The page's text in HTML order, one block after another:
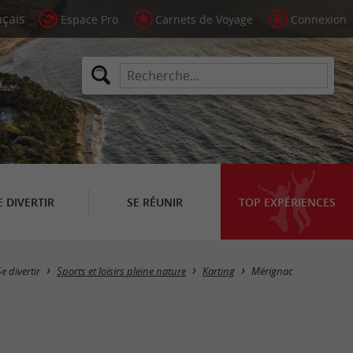
Espace Pro Carnets de Voyage Connexion
DIVERTIR SE RÉUNIR TOP EXPÉRIENCES
Masquer la carte
divertir Sports et loisirs pleine nature Karting Mérignac